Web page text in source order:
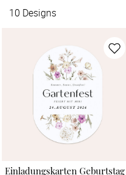
10 Designs
Einladungskarten Geburtstag